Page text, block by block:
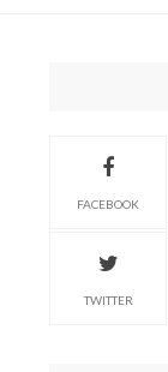
FACEBOOK
TWITTER